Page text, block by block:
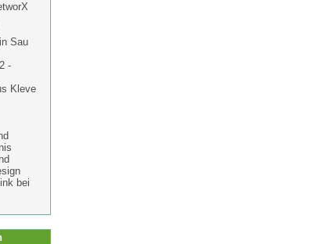
Sau
-
Kleve
bei